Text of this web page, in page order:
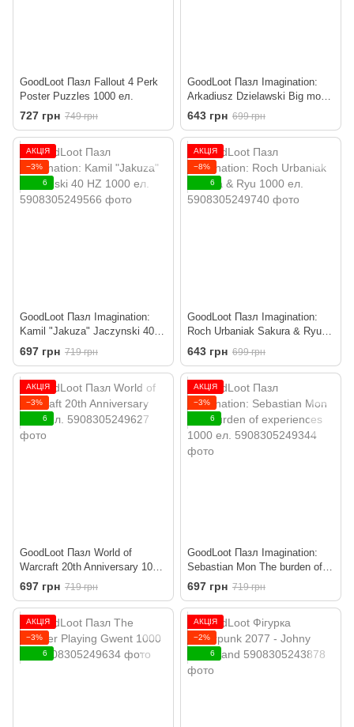
GoodLoot Пазл Fallout 4 Perk
Poster Puzzles 1000 ел.
727 грн 749 грн
GoodLoot Пазл Imagination:
Arkadiusz Dzielawski Big move
1000 ел.
643 грн 699 грн
АКЦІЯ
−3%
6
GoodLoot Пазл Imagination:
Kamil "Jakuza" Jaczynski 40
HZ 1000 ел.
697 грн 719 грн
АКЦІЯ
−8%
6
GoodLoot Пазл Imagination:
Roch Urbaniak Sakura & Ryu
1000 ел.
643 грн 699 грн
АКЦІЯ
−3%
6
GoodLoot Пазл World of
Warcraft 20th Anniversary 1000
ел.
697 грн 719 грн
АКЦІЯ
−3%
6
GoodLoot Пазл Imagination:
Sebastian Mon The burden of
experiences 1000 ел.
697 грн 719 грн
АКЦІЯ
−3%
6
АКЦІЯ
−2%
6